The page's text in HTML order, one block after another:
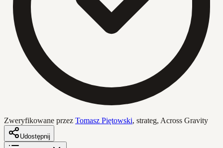
Zweryfikowane przez Tomasz Piętowski, strateg, Across Gravity
Udostępnij